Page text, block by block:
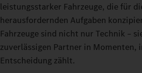
leistungsstarker Fahrzeuge, die für
herausfordernden Aufgaben
Fahrzeuge sind nicht nur Technik –
zuverlässigen Partner in Momenten,
Entscheidung zählt.